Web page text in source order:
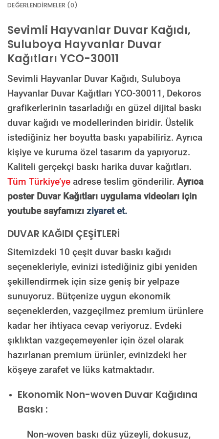
E-posta ile de gönderebilirsiniz:
info@dekoros.com
NOTLAR
Süreç Bilgilendirmesi
onayınıza gönderilir. Onayınızdan sonra üretim yapılır.
AI TASARIMIYLA SIPARIŞ VER
ONAYINIZDAN SONRA BASKIYA GEÇILECEK
DEĞERLENDIRMELER (0)
Sevimli Hayvanlar Duvar Kağıdı,
Suluboya Hayvanlar Duvar
Kağıtları YCO-30011
Sevimli Hayvanlar Duvar Kağıdı, Suluboya
Hayvanlar Duvar Kağıtları YCO-30011, Dekoros
grafikerlerinin tasarladığı en güzel dijital baskı
duvar kağıdı ve modellerinden biridir. Üstelik
istediğiniz her boyutta baskı yapabiliriz. Ayrıca
kişiye ve kuruma özel tasarım da yapıyoruz.
Kaliteli gerçekçi baskı harika duvar kağıtları.
Tüm Türkiye’ye adrese teslim gönderilir. Ayrıca
poster Duvar Kağıtları uygulama videoları için
youtube sayfamızı ziyaret et.
DUVAR KAĞIDI ÇEŞİTLERİ
Sitemizdeki 10 çeşit duvar baskı kağıdı
seçenekleriyle, evinizi istediğiniz gibi yeniden
şekillendirmek için size geniş bir yelpaze
sunuyoruz. Bütçenize uygun ekonomik
seçeneklerden, vazgeçilmez premium ürünlere
kadar her ihtiyaca cevap veriyoruz. Evdeki
şıklıktan vazgeçemeyenler için özel olarak
hazırlanan premium ürünler, evinizdeki her
köşeye zarafet ve lüks katmaktadır.
Ekonomik Non-woven Duvar Kağıdına
Baskı :
Non-woven baskı düz yüzeyli, dokusuz,